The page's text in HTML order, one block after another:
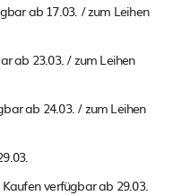
ab 17.03. / zum Leihen
ab 23.03. / zum Leihen
ab 24.03. / zum Leihen
verfügbar ab 29.03.